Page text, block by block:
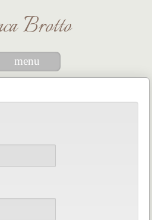
Brotto
menu